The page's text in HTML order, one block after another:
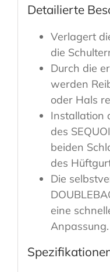
Detailierte
Verlagert
die
Durch die
werden
oder Hals
Installation
des
beiden
des
Die
eine
Anpassung.